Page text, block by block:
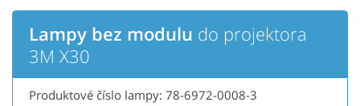
Lampy bez modulu do projektora
3M X30
Produktové číslo lampy: 78-6972-0008-3